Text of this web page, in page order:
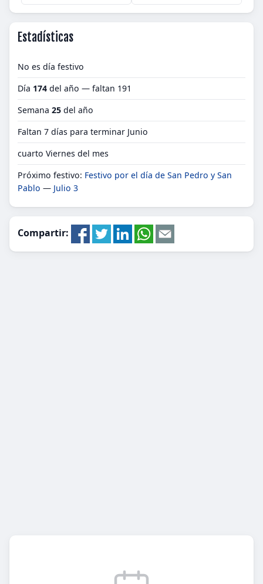
Estadísticas
No es día festivo
Día 174 del año — faltan 191
Semana 25 del año
Faltan 7 días para terminar Junio
cuarto Viernes del mes
Próximo festivo: Festivo por el día de San Pedro y San
Pablo — Julio 3
Compartir: